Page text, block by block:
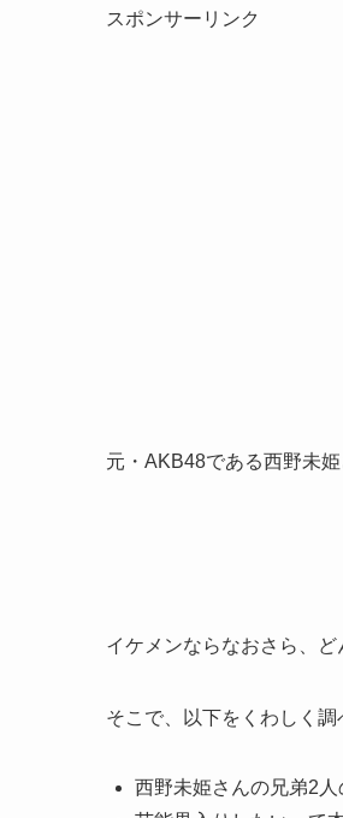
スポンサーリンク
元・AKB48である西野未姫
イケメンならなおさら、ど
そこで、以下をくわしく調
西野未姫さんの兄弟2